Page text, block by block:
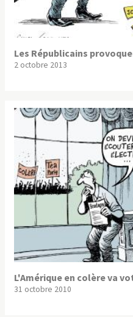
Les Républicains
2 octobre 2013
L'Amérique en colère va
31 octobre 2010